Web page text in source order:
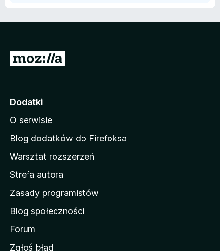
S
o
a
d
m
o
w
M
o
z
Dodatki
O serwisie
Blog dodatków do Firefoksa
Warsztat rozszerzeń
Strefa autora
Zasady programistów
Blog społeczności
Forum
Zgłoś błąd